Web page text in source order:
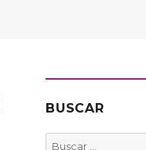
BUSCAR
Buscar